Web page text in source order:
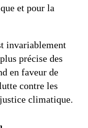
et pour la
invariablement
précise des
en faveur de
contre les
climatique.